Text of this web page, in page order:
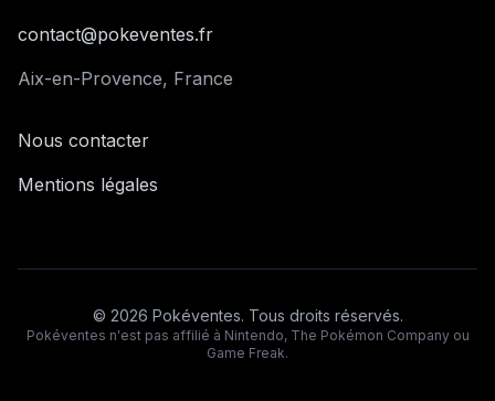
contact@pokeventes.fr
Aix-en-Provence, France
Nous contacter
Mentions légales
© 2026 Pokéventes. Tous droits réservés.
Pokéventes n'est pas affilié à Nintendo, The Pokémon Company ou
Game Freak.